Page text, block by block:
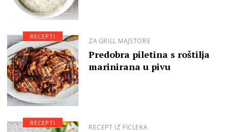
ZA GRILL MAJSTORE
Predobra piletina s roštilja
marinirana u pivu
RECEPTI
RECEPT IZ FICLEKA
RECEPTI